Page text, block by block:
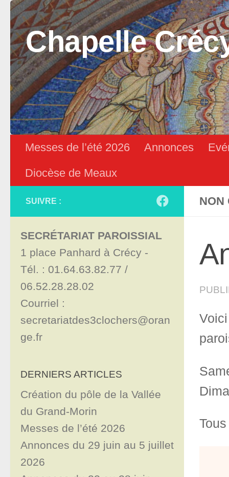
Skip to content
Chapelle
Messes de l’été 2026 Annonces
Diocèse de Meaux
NON
SUIVRE :
SECRÉTARIAT PAROISSIAL
1 place Panhard à Crécy -
Tél. : 01.64.63.82.77 /
06.52.28.28.02
Courriel :
secretariatdes3clochers@oran
ge.fr
DERNIERS ARTICLES
Création du pôle de la Vallée
du Grand-Morin
Messes de l’été 2026
Annonces du 29 juin au 5 juillet
2026